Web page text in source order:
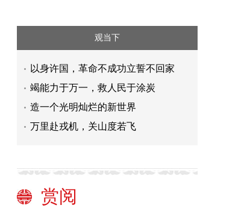
观当下
以身许国，革命不成功立誓不回家
竭能力于万一，救人民于涂炭
造一个光明灿烂的新世界
万里赴戎机，关山度若飞
赏阅